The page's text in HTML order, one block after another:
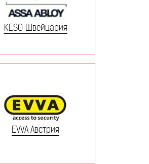
KESO Швейцария
EVVA Австрия